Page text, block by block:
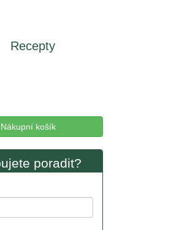
Recepty
Nákupní košík
poradit?